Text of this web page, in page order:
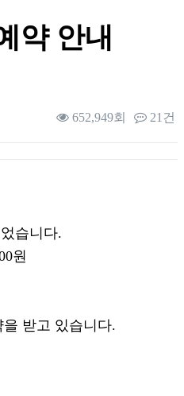
약 안내
652,949회 21건
습니다.
원
받고 있습니다.